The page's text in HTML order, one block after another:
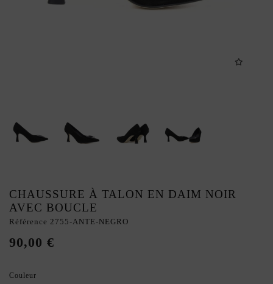
CHAUSSURE À TALON EN DAIM NOIR
AVEC BOUCLE
Référence 2755-ANTE-NEGRO
90,00 €
Couleur